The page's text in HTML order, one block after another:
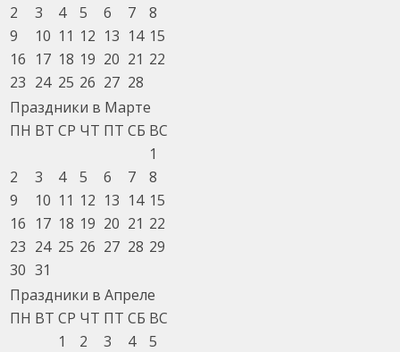
2
3 4 5 6 7
8
9
10 11 12 13 14 15
16 17 18 19 20 21 22
23 24 25 26 27 28
Праздники в Марте
ПН ВТ СР ЧТ ПТ СБ ВС
1
2
3 4 5 6 7
8
9
10 11 12 13 14 15
16 17 18 19 20 21 22
23 24 25 26 27 28 29
30 31
Праздники в Апреле
ПН ВТ СР ЧТ ПТ СБ ВС
1
2 3 4
5